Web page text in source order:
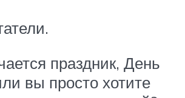
праздник, День
вы просто хотите